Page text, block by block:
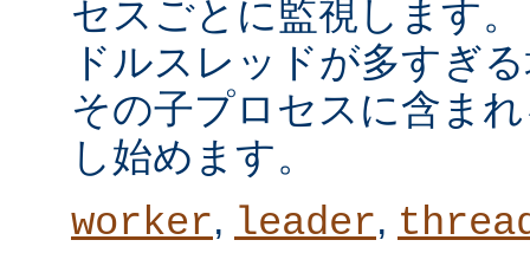
セスごとに監視します
ドルスレッドが多すぎ
その子プロセスに含ま
し始めます。
worker, leader,